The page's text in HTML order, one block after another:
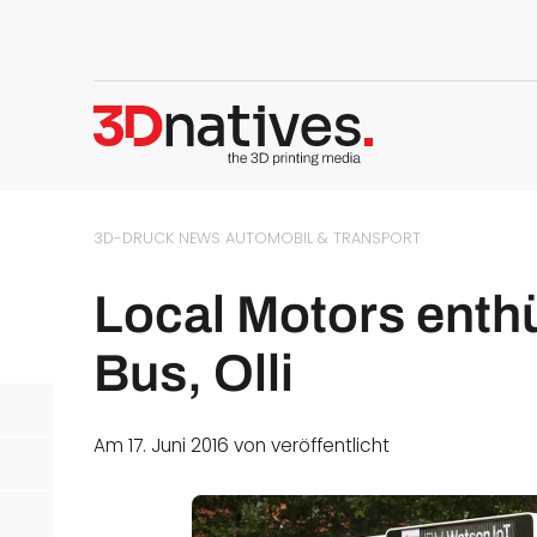
3D-DRUCK NEWS AUTOMOBIL & TRANSPORT
Local Motors
Bus, Olli
Am 17. Juni 2016 vonveröffentlicht